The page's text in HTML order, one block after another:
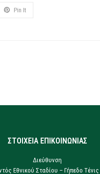
Pin It
ΣΤΟΙΧΕΙΑ ΕΠΙΚΟΙΝΩΝΙΑΣ
Διεύθυνση
Εθνικού Σταδίου – Γήπεδο Τένις